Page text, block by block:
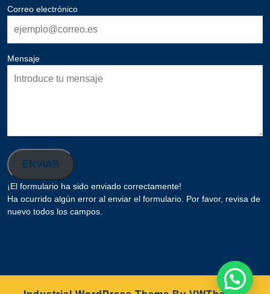
Correo electrónico
Mensaje
ENVIAR
¡El formulario ha sido enviado correctamente!
Ha ocurrido algún error al enviar el formulario. Por favor, revisa de
nuevo todos los campos.